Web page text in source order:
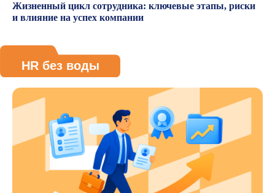
Жизненный цикл сотрудника: ключевые этапы, риски
и влияние на успех компании
HR без воды